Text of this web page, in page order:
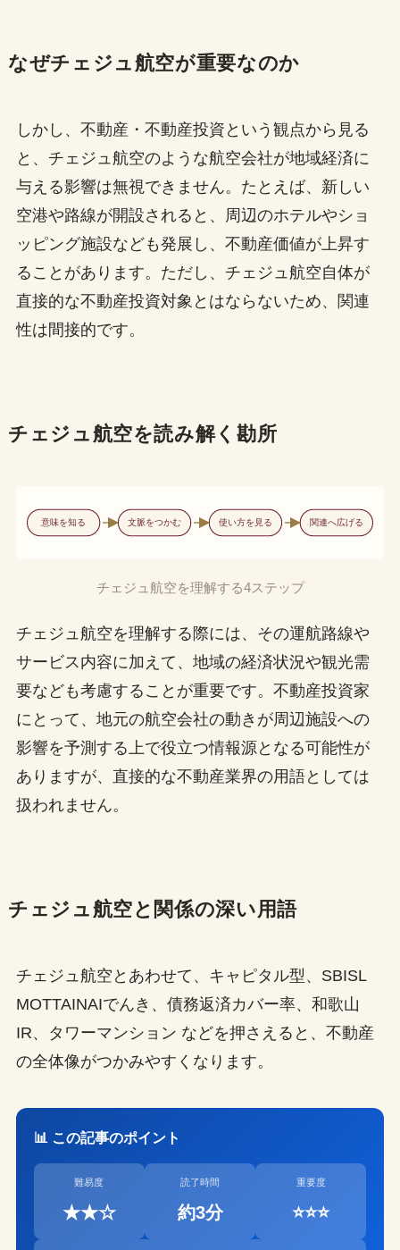
なぜチェジュ航空が重要なのか
しかし、不動産・不動産投資という観点から見る
と、チェジュ航空のような航空会社が地域経済に
与える影響は無視できません。たとえば、新しい
空港や路線が開設されると、周辺のホテルやショ
ッピング施設なども発展し、不動産価値が上昇す
ることがあります。ただし、チェジュ航空自体が
直接的な不動産投資対象とはならないため、関連
性は間接的です。
チェジュ航空を読み解く勘所
意味を知る 文脈をつかむ 使い方を見る 関連へ広げる
チェジュ航空を理解する4ステップ
チェジュ航空を理解する際には、その運航路線や
サービス内容に加えて、地域の経済状況や観光需
要なども考慮することが重要です。不動産投資家
にとって、地元の航空会社の動きが周辺施設への
影響を予測する上で役立つ情報源となる可能性が
ありますが、直接的な不動産業界の用語としては
扱われません。
チェジュ航空と関係の深い用語
チェジュ航空とあわせて、キャピタル型、SBISL
MOTTAINAIでんき、債務返済カバー率、和歌山
IR、タワーマンション などを押さえると、不動産
の全体像がつかみやすくなります。
📊 この記事のポイント
難易度
★★☆
読了時間
約3分
重要度
⭐⭐⭐